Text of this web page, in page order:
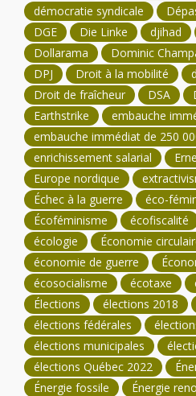
démocratie syndicale
DGE
Die Linke djihad
Dollarama
Dominic
DPJ
Droit à la mobilité
Droit de fraîcheur
DSA
Earthstrike
embauche
embauche immédiat de 250
enrichissement salarial
Europe nordique
Échec à la guerre
éco-
Écoféminisme
écofiscalité
écologie
Économie
économie de guerre
écosocialisme
écotaxe
Élections
élections 2018
élections fédérales
élections municipales
élections Québec 2022
Énergie fossile
Énergie